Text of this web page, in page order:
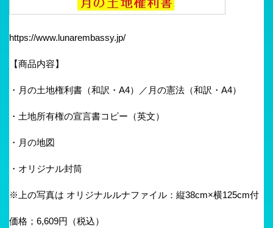
https://www.lunarembassy.jp/
【商品内容】
・月の土地権利書（和訳・A4）／月の憲法（和訳・A4）
・土地所有権の宣言書コピー（英文）
・月の地図
・オリジナル封筒
※上の写真は オリジナルルナファイル：縦38cm×横125cm付
価格；6,609円（税込）